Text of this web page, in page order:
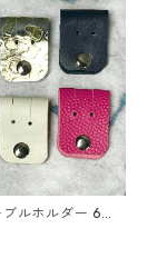
ルホルダー 6個